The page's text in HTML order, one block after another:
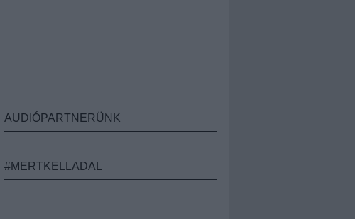
AUDIÓPARTNERÜNK
#MERTKELLADAL